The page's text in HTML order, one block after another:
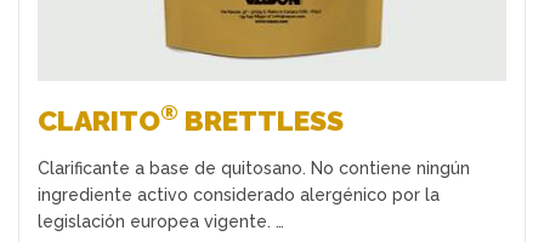
CLARITO® BRETTLESS
Clarificante a base de quitosano. No contiene ningún
ingrediente activo considerado alergénico por la
legislación europea vigente. …